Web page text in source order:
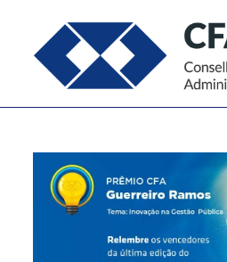
conteúdo